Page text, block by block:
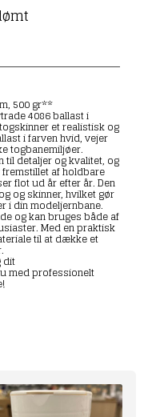
500 gr**
4086 ballast i
et realistisk og
i farven hvid, vejer
togbanemiljøer.
detaljer og kvalitet, og
fremstillet af holdbare
flot ud år efter år. Den
og skinner, hvilket gør
i din modeljernbane.
og kan bruges både af
Med en praktisk
til at dække et
dit
med professionelt